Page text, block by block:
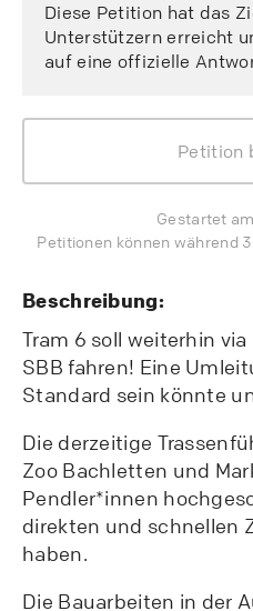
Beschreibung:
Tram 6 soll weiterhin
SBB fahren! Eine
Standard sein könnte
Die derzeitige
Zoo Bachletten und
Pendler*innen
direkten und schnellen
haben.
Die Bauarbeiten in der
Diese Petition hat das
Unterstützern erreicht
auf eine offizielle
Petition
Gestartet
Petitionen können während